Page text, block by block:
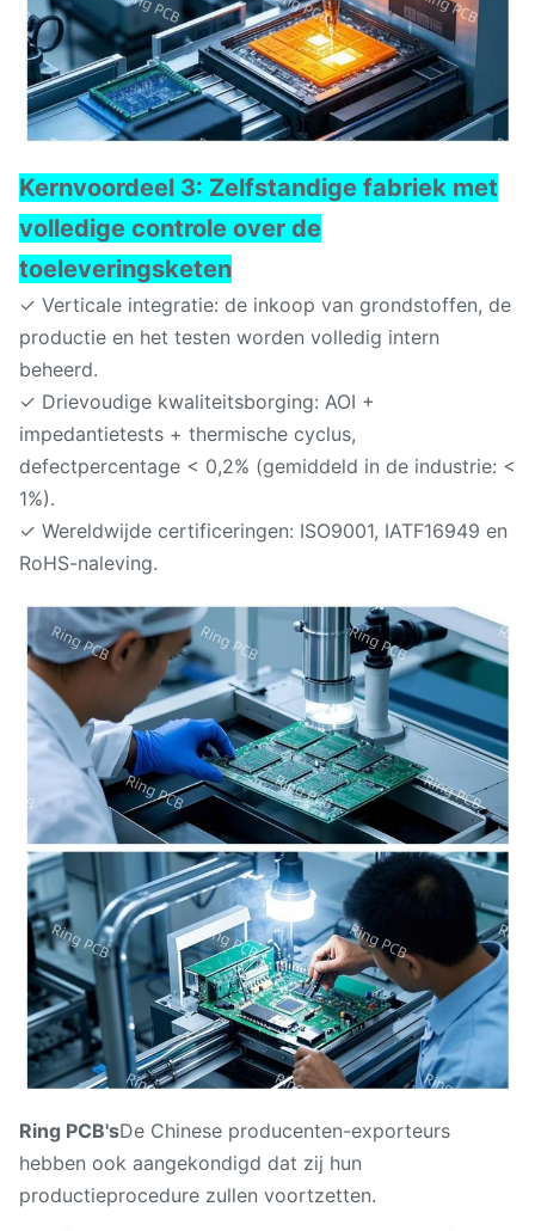
Kernvoordeel 3: Zelfstandige fabriek met
volledige controle over de
toeleveringsketen
✓ Verticale integratie: de inkoop van grondstoffen, de
productie en het testen worden volledig intern
beheerd.
✓ Drievoudige kwaliteitsborging: AOI +
impedantietests + thermische cyclus,
defectpercentage < 0,2% (gemiddeld in de industrie: <
1%).
✓ Wereldwijde certificeringen: ISO9001, IATF16949 en
RoHS-naleving.
Ring PCB'sDe Chinese producenten-exporteurs
hebben ook aangekondigd dat zij hun
productieprocedure zullen voortzetten.